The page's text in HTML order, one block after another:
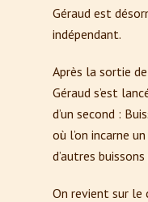
Géraud est
indépendant.
Après la sortie
Géraud s’est
d’un second :
où l’on incarne
d’autres
On revient sur le